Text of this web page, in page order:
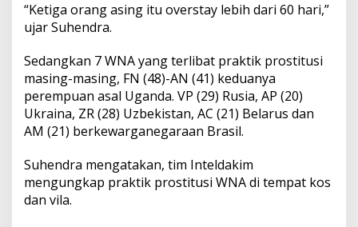
t
u
s
i
d
i
B
a
i
“Ketiga orang asing itu overstay lebih dari 60 hari,”
ujar Suhendra.
Sedangkan 7 WNA yang terlibat praktik prostitusi
masing-masing, FN (48)-AN (41) keduanya
perempuan asal Uganda. VP (29) Rusia, AP (20)
Ukraina, ZR (28) Uzbekistan, AC (21) Belarus dan
AM (21) berkewarganegaraan Brasil.
Suhendra mengatakan, tim Inteldakim
mengungkap praktik prostitusi WNA di tempat kos
dan vila.